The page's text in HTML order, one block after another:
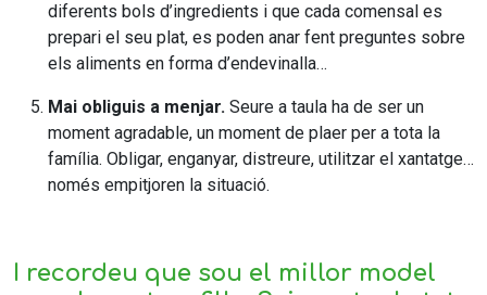
diferents bols d’ingredients i que cada comensal es
prepari el seu plat, es poden anar fent preguntes sobre
els aliments en forma d’endevinalla…
Mai obliguis a menjar. Seure a taula ha de ser un
moment agradable, un moment de plaer per a tota la
família. Obligar, enganyar, distreure, utilitzar el xantatge…
només empitjoren la situació.
I recordeu que sou el millor model